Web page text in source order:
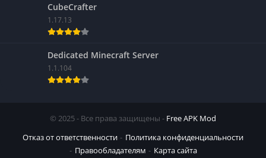
CubeCrafter
1.17.13
Dedicated Minecraft Server
1.1.104
© 2025 - Все права защищены - Free APK Mod
Отказ от ответственности
Политика конфиденциальности
Правообладателям
Карта сайта